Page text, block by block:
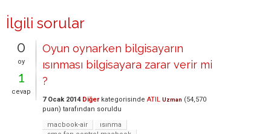
İlgili sorular
0
oy
1
cevap
Oyun oynarken bilgisayarın
ısınması bilgisayara zarar verir mi
?
7 Ocak 2014 Diğerkategorisinde ATIL Uzman (54,570
puan) tarafından soruldu
macbook-air
ısınma